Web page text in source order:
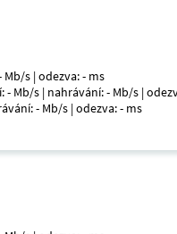
s | odezva: - ms
- Mb/s | nahrávání: - Mb/s |
- Mb/s | odezva: - ms